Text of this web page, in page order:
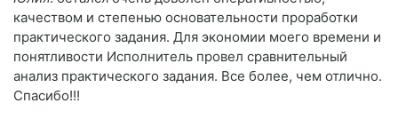
качеством и степенью основательности проработки
практического задания. Для экономии моего времени и
понятливости Исполнитель провел сравнительный
анализ практического задания. Все более, чем отлично.
Спасибо!!!